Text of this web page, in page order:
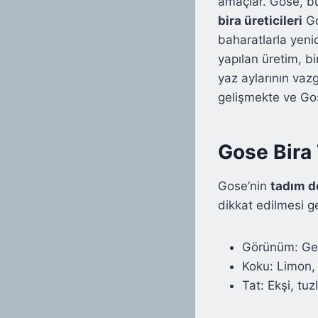
bira üreticileri
baharatlarla
yapılan üretim,
yaz aylarının
gelişmekte ve
Gose
Gose’nin tadım
dikkat edilmesi
Görünüm:
Koku:
Tat: Ekşi,